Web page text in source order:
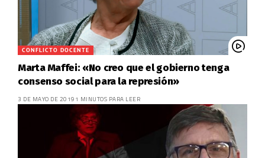
CONFLICTO DOCENTE
Marta Maffei: «No creo que el gobierno tenga
consenso social para la represión»
3 DE MAYO DE 2019 1 MINUTOS PARA LEER